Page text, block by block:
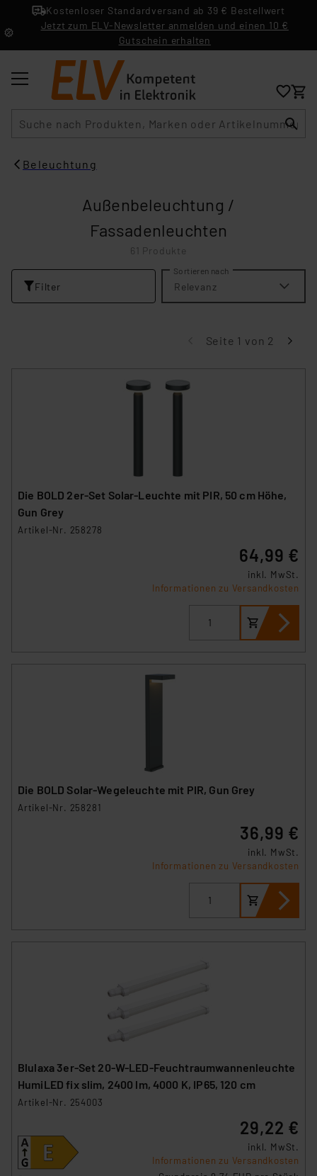
Kostenloser Standardversand ab 39 € Bestellwert
Jetzt zum ELV-Newsletter anmelden und einen 10 €
Gutschein erhalten
Beleuchtung
Außenbeleuchtung /
Fassadenleuchten
61 Produkte
Filter
Sortieren nach
Relevanz
Seite 1 von 2
Die BOLD 2er-Set Solar-Leuchte mit PIR, 50 cm Höhe,
Gun Grey
Artikel-Nr. 258278
64,99 €
inkl. MwSt.
Informationen zu Versandkosten
Die BOLD Solar-Wegeleuchte mit PIR, Gun Grey
Artikel-Nr. 258281
36,99 €
inkl. MwSt.
Informationen zu Versandkosten
Blulaxa 3er-Set 20-W-LED-Feuchtraumwannenleuchte
HumiLED fix slim, 2400 lm, 4000 K, IP65, 120 cm
Artikel-Nr. 254003
29,22 €
inkl. MwSt.
Informationen zu Versandkosten